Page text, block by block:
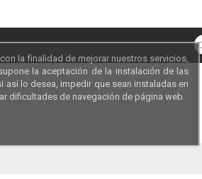
la finalidad de mejorar nuestros servicios,
la aceptación de la instalación de las
lo desea, impedir que sean instaladas en
dificultades de navegación de página web.